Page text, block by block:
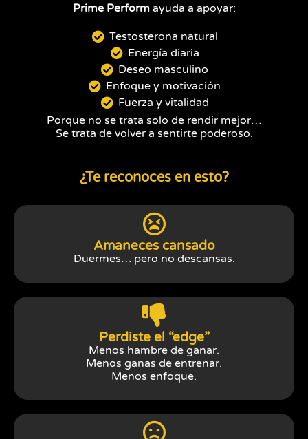
Prime Performayuda a apoyar:
Testosterona natural
Energía diaria
Deseo masculino
Enfoque y motivación
Fuerza y vitalidad
Porque no se trata solo de rendir mejor…
Se trata de volver a sentirte poderoso.
¿Te reconoces en esto?
Amaneces cansado
Duermes… pero no descansas.
Perdiste el “edge”
Menos hambre de ganar.
Menos ganas de entrenar.
Menos enfoque.